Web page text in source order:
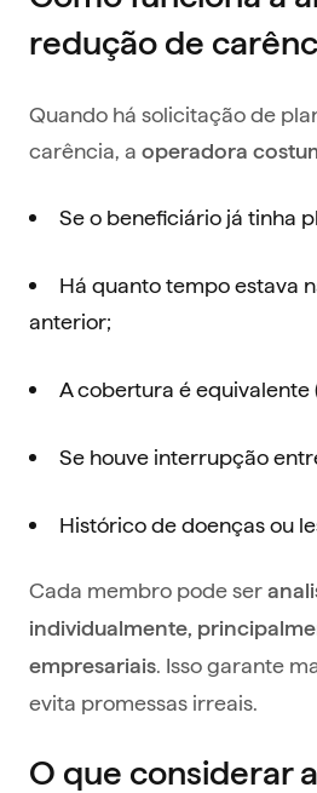
redução de
Quando há solicitação de
carência, a operadora
Se o beneficiário já tinha
Há quanto tempo estava
anterior;
A cobertura é equivalente
Se houve interrupção
Histórico de doenças ou
Cada membro pode ser
individualmente,
empresariais. Isso garante
evita promessas irreais.
O que considerar